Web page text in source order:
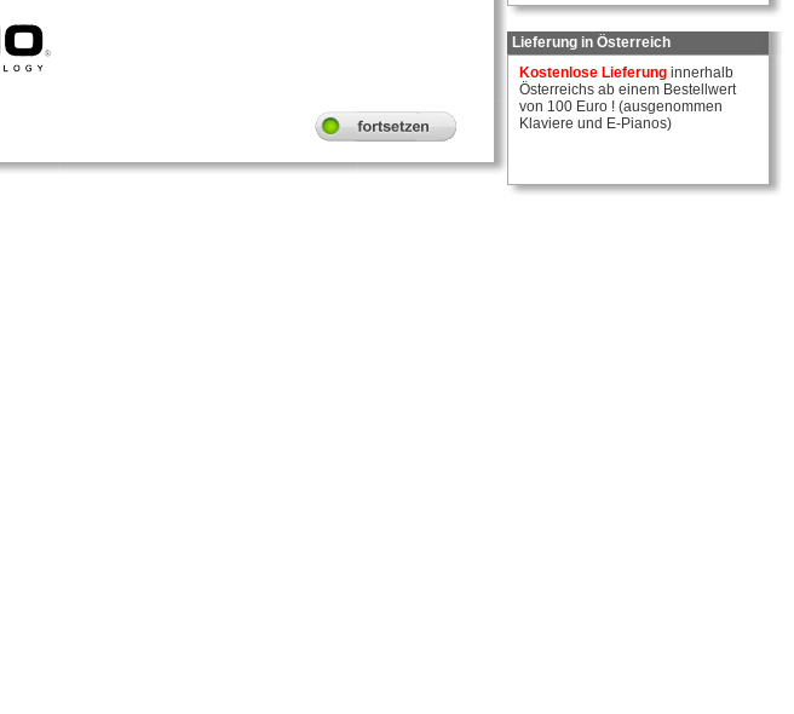
Lieferung in Österreich
Kostenlose Lieferung innerhalb
Österreichs ab einem Bestellwert
von 100 Euro ! (ausgenommen
Klaviere und E-Pianos)